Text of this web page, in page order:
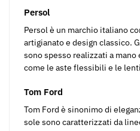
Persol
Persol è un marchio italiano conosciuto per il suo
artigianato e design classico.
sono spesso realizzati a
come le aste flessibili e le
Tom Ford
Tom Ford è sinonimo di eleganza e stile. I suoi occhiali da
sole sono caratterizzati da